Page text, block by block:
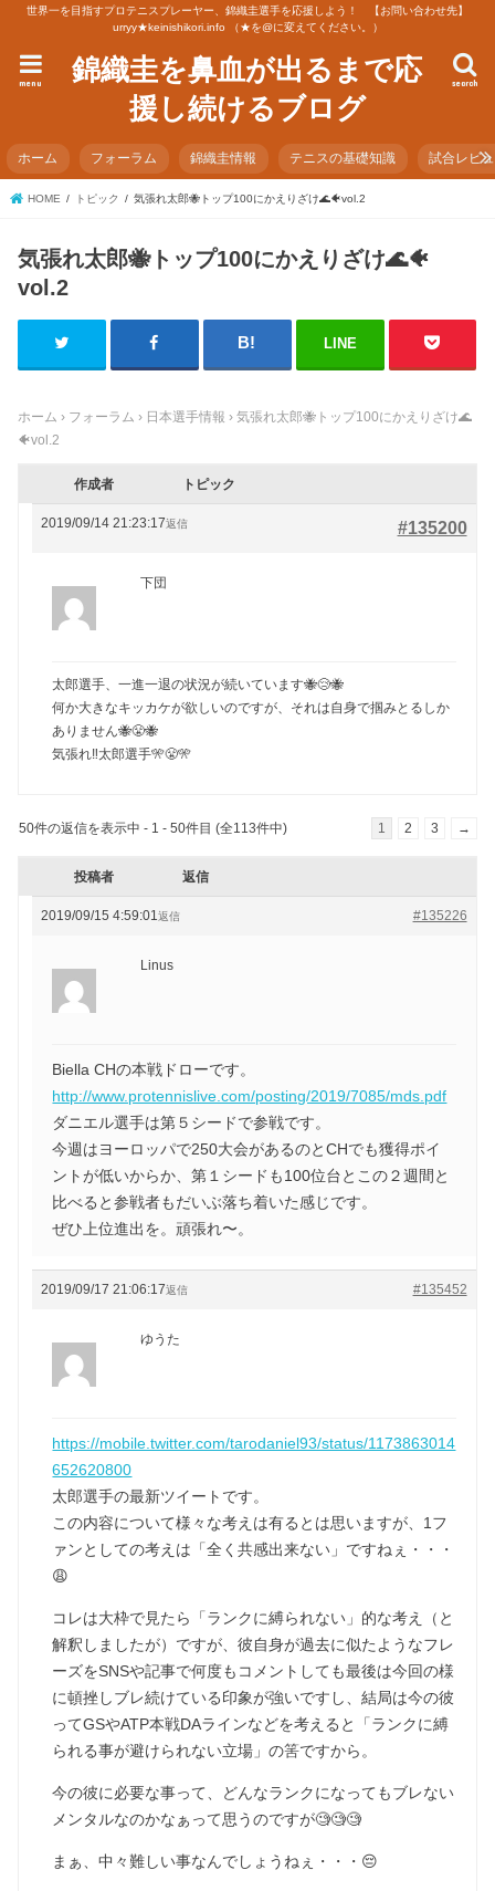
世界一を目指すプロテニスプレーヤー、錦織圭選手を応援しよう！ 【お問い合わせ先】
urryy★keinishikori.info （★を@に変えてください。）
錦織圭を鼻血が出るまで応
援し続けるブログ
search
menu
ホーム フォーラム 錦織圭情報 テニスの基礎知識 試合レビ
HOME トピック 気張れ太郎🐝トップ100にかえりざけ🌊🐠vol.2
気張れ太郎🐝トップ100にかえりざけ🌊🐠
vol.2
LINE
ホーム › フォーラム › 日本選手情報 › 気張れ太郎🐝トップ100にかえりざけ🌊
🐠vol.2
作成者 トピック
2019/09/14 21:23:17 #135200
返信
下団
太郎選手、一進一退の状況が続いています🐝😢🐝
何か大きなキッカケが欲しいのですが、それは自身で掴みとるしか
ありません🐝😤🐝
気張れ‼️太郎選手🎌😤🎌
50件の返信を表示中 - 1 - 50件目 (全113件中) 1 2 3 →
投稿者 返信
2019/09/15 4:59:01 #135226
返信
Linus
Biella CHの本戦ドローです。
http://www.protennislive.com/posting/2019/7085/mds.pdf
ダニエル選手は第５シードで参戦です。
今週はヨーロッパで250大会があるのとCHでも獲得ポイ
ントが低いからか、第１シードも100位台とこの２週間と
比べると参戦者もだいぶ落ち着いた感じです。
ぜひ上位進出を。頑張れ〜。
2019/09/17 21:06:17 #135452
返信
ゆうた
https://mobile.twitter.com/tarodaniel93/status/1173863014
652620800
太郎選手の最新ツイートです。
この内容について様々な考えは有るとは思いますが、1フ
ァンとしての考えは「全く共感出来ない」ですねぇ・・・
😩
コレは大枠で見たら「ランクに縛られない」的な考え（と
解釈しましたが）ですが、彼自身が過去に似たようなフレ
ーズをSNSや記事で何度もコメントしても最後は今回の様
に頓挫しブレ続けている印象が強いですし、結局は今の彼
ってGSやATP本戦DAラインなどを考えると「ランクに縛
られる事が避けられない立場」の筈ですから。
今の彼に必要な事って、どんなランクになってもブレない
メンタルなのかなぁって思うのですが🧐🧐🧐
まぁ、中々難しい事なんでしょうねぇ・・・😔